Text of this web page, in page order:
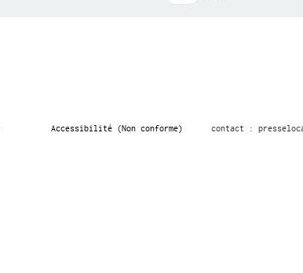
Accessibilité (Non conforme) contact :